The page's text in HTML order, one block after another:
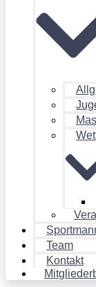
Team
Kontakt